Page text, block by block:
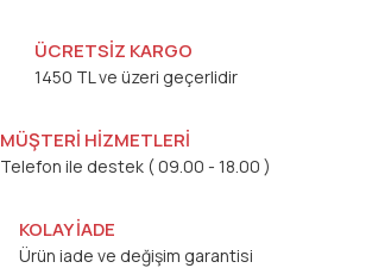
ÜCRETSİZ KARGO
1450 TL ve üzeri geçerlidir
MÜŞTERİ HİZMETLERİ
Telefon ile destek ( 09.00 - 18.00 )
KOLAY İADE
Ürün iade ve değişim garantisi